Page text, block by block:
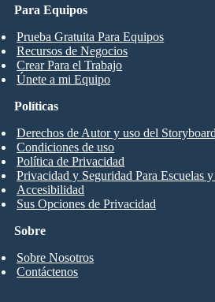
Para Equipos
Prueba Gratuita Para Equipos
Recursos de Negocios
Crear Para el Trabajo
Únete a mi Equipo
Sobre
Sobre Nosotros
Contáctenos
Políticas
Derechos de Autor y uso del Storyboard
Condiciones de uso
Política de Privacidad
Privacidad y Seguridad Para Escuelas
Accesibilidad
Sus Opciones de Privacidad